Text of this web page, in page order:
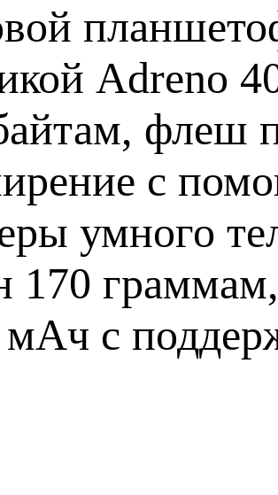
Adreno
флеш
с
умного
170
с